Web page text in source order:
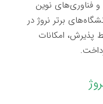
فناوری‌های نوین
برتر نروژ در
پذیرش، امکانات